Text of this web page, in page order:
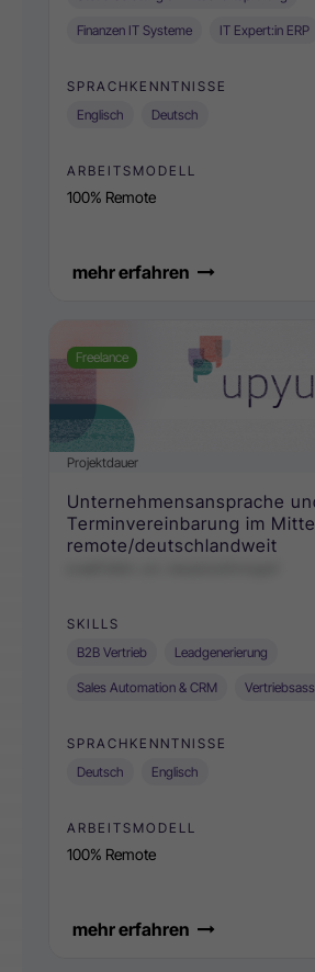
Finanzen IT Systeme IT Expert:in ERP
SPRACHKENNTNISSE
Englisch
Deutsch
ARBEITSMODELL
100% Remote
mehr erfahren
Freelance
Projektdauer
Unternehmensansprache
Terminvereinbarung im
remote/deutschlandweit
SKILLS
B2B Vertrieb
Leadgenerierung
Sales Automation & CRM
SPRACHKENNTNISSE
Deutsch
Englisch
ARBEITSMODELL
100% Remote
mehr erfahren